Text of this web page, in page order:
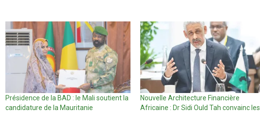
Présidence de la BAD : le Mali soutient la
candidature de la Mauritanie
Nouvelle Architecture Financière
Africaine : Dr Sidi Ould Tah convainc les